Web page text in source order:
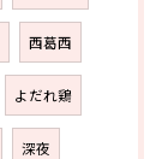
西葛西
よだれ鶏
深夜